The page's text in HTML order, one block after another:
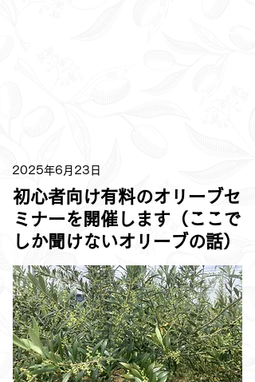
2025年6月23日
初心者向け有料のオリーブセ
ミナーを開催します（ここで
しか聞けないオリーブの話）